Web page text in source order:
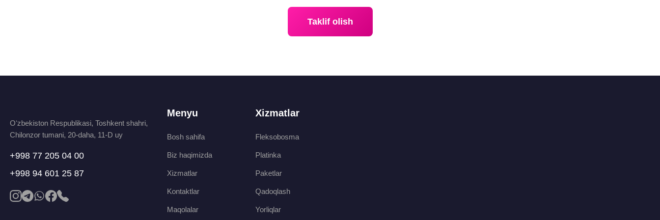
Taklif olish
Oʻzbekiston Respublikasi, Toshkent shahri,
Chilonzor tumani, 20-daha, 11-D uy
+998 77 205 04 00
+998 94 601 25 87
Menyu
Bosh sahifa
Biz haqimizda
Xizmatlar
Kontaktlar
Maqolalar
Xizmatlar
Fleksobosma
Platinka
Paketlar
Qadoqlash
Yorliqlar